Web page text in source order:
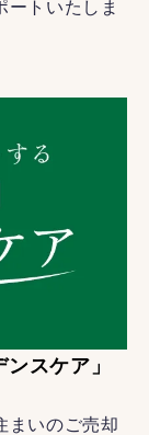
ートいたしま
スケア」
まいのご売却